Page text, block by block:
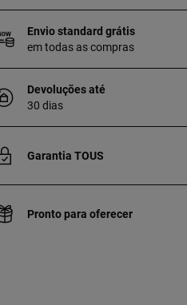
Envio standard grátis
em todas as compras
Devoluções até
30 dias
Garantia TOUS
Pronto para oferecer